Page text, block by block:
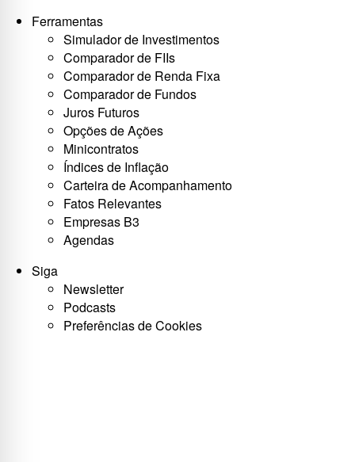
Ferramentas
Simulador de Investimentos
Comparador de FIIs
Comparador de Renda Fixa
Comparador de Fundos
Juros Futuros
Opções de Ações
Minicontratos
Índices de Inflação
Carteira de Acompanhamento
Fatos Relevantes
Empresas B3
Agendas
Siga
Newsletter
Podcasts
Preferências de Cookies